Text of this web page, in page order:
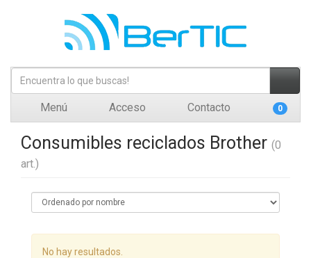
Menú Acceso Contacto 0
Consumibles reciclados Brother (0
art.)
No hay resultados.